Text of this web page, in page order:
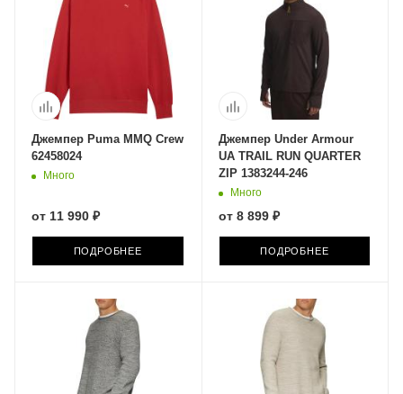
Джемпер Puma MMQ Crew
62458024
Много
от 11 990 ₽
ПОДРОБНЕЕ
Джемпер Under Armour
UA TRAIL RUN QUARTER
ZIP 1383244-246
Много
от 8 899 ₽
ПОДРОБНЕЕ